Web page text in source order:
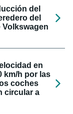
del
del
Volkswagen
en
km/h por las
coches
circular a